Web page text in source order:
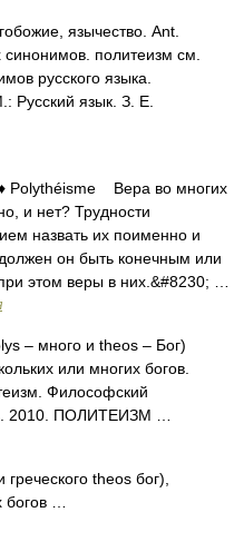
язычество. Ant.
политеизм см.
русского языка.
Русский язык. З. Е.
Вера во многих
и нет? Трудности
назвать их поименно и
он быть конечным или
этом веры в них.&#8230; …
– много и theos – Бог)
или многих богов.
Философский
2010. ПОЛИТЕИЗМ …
theos бог),
…